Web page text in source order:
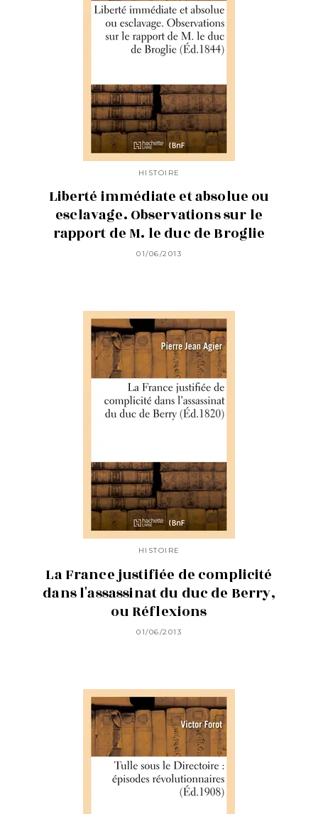
HISTOIRE
Liberté immédiate et absolue ou
esclavage. Observations sur le
rapport de M. le duc de Broglie
01/06/2013
HISTOIRE
La France justifiée de complicité
dans l'assassinat du duc de Berry,
ou Réflexions
01/06/2013